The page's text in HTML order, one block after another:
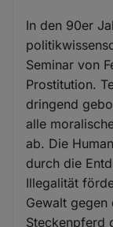
In den 90er
Seminar von
Prostitution.
dringend
alle
ab. Die
durch die
Illegalität
Gewalt gegen
Steckenpferd